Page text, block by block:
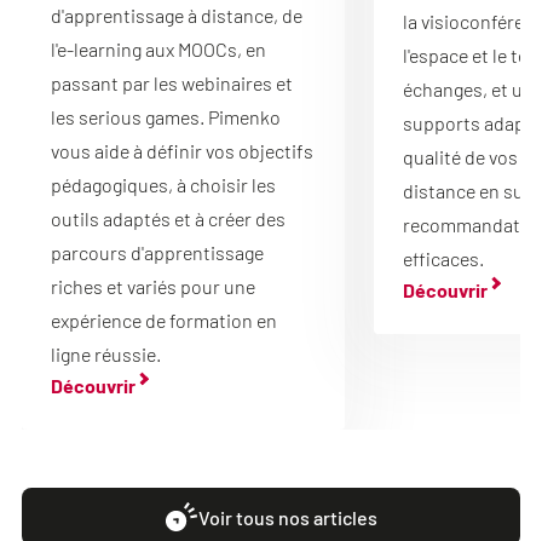
d'apprentissage à distance, de
l'e-learning aux MOOCs, en
passant par les webinaires et
les serious games. Pimenko
vous aide à définir vos objectifs
pédagogiques, à choisir les
outils adaptés et à créer des
parcours d'apprentissage
riches et variés pour une
expérience de formation en
ligne réussie.
Découvrir
la
l'espace et le
échanges, et
supports
qualité de vos
distance en
efficaces.
Découvrir
Voir tous nos articles